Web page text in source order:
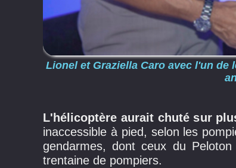
Lionel et Graziella Caro avec l'un
L'hélicoptère aurait chuté sur
inaccessible à pied, selon les
gendarmes, dont ceux du
trentaine de pompiers.